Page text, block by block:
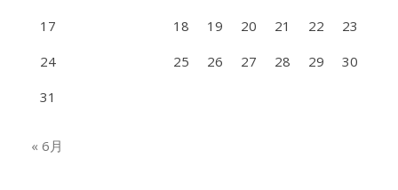
17
18 19 20 21 22
23
24
25 26 27 28 29
30
31
« 6月